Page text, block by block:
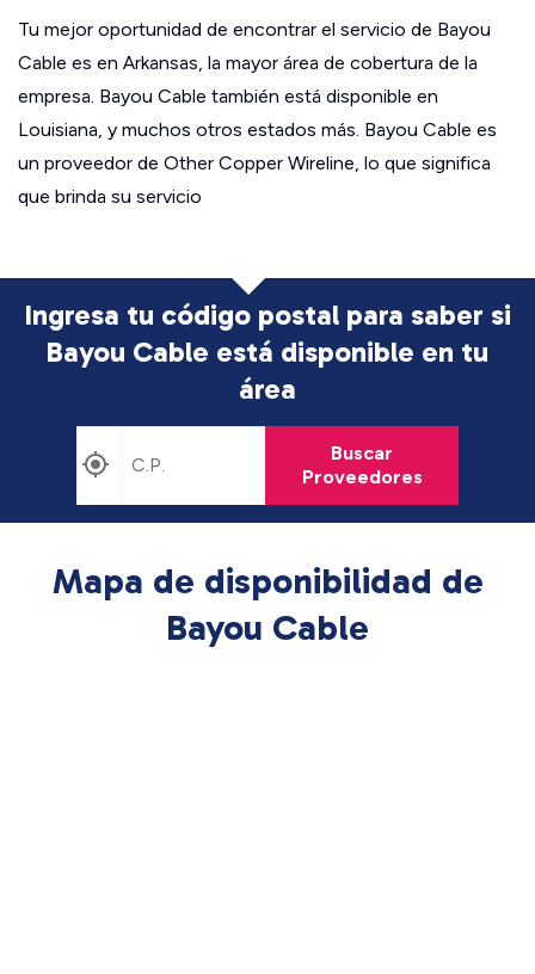
Tu mejor oportunidad de encontrar el servicio de Bayou
Cable es en Arkansas, la mayor área de cobertura de la
empresa. Bayou Cable también está disponible en
Louisiana, y muchos otros estados más. Bayou Cable es
un proveedor de Other Copper Wireline, lo que significa
que brinda su servicio
Ingresa tu código postal para saber si
Bayou Cable está disponible en tu
área
Buscar
Proveedores
Mapa de disponibilidad de
Bayou Cable